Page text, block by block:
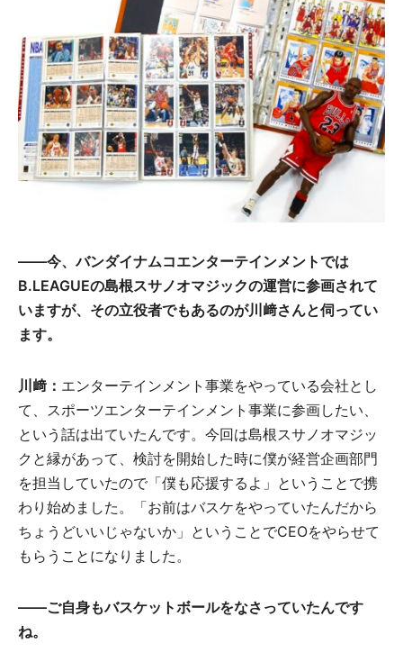
――今、バンダイナムコエンターテインメントでは
B.LEAGUEの島根スサノオマジックの運営に参画されて
いますが、その立役者でもあるのが川﨑さんと伺ってい
ます。
川﨑： エンターテインメント事業をやっている会社とし
て、スポーツエンターテインメント事業に参画したい、
という話は出ていたんです。今回は島根スサノオマジッ
クと縁があって、検討を開始した時に僕が経営企画部門
を担当していたので「僕も応援するよ」ということで携
わり始めました。「お前はバスケをやっていたんだから
ちょうどいいじゃないか」ということでCEOをやらせて
もらうことになりました。
――ご自身もバスケットボールをなさっていたんです
ね。